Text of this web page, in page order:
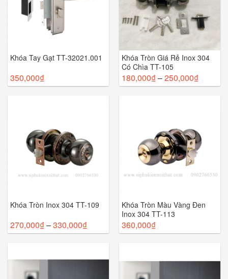
Khóa Tay Gạt TT-32021.001
350,000₫
Khóa Tròn Giá Rẻ Inox 304
Có Chìa TT-105
180,000₫–250,000₫
Khóa Tròn Inox 304 TT-109
270,000₫–330,000₫
Khóa Tròn Màu Vàng Đen
Inox 304 TT-113
360,000₫